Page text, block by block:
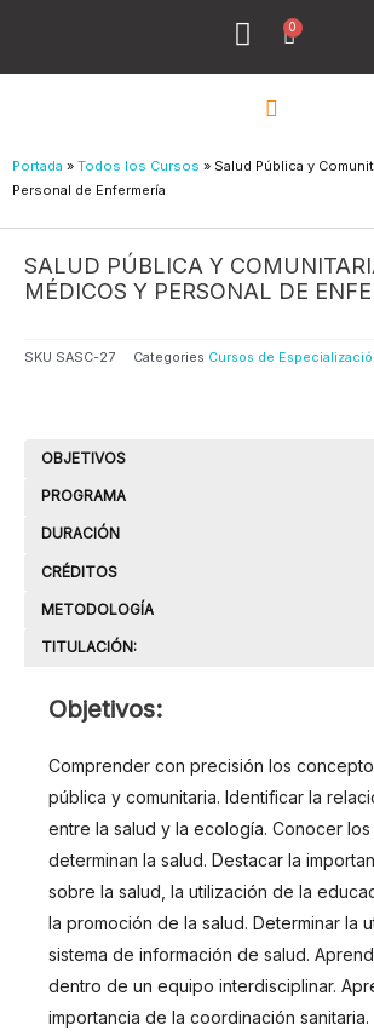
contenido
Menu
0
Cart
Portada » Todos los Cursos » Salud Pública y
Personal de Enfermería
SALUD PÚBLICA Y
MÉDICOS Y PERSONAL DE
SKU SASC-27 Categories Cursos de
OBJETIVOS
PROGRAMA
DURACIÓN
CRÉDITOS
METODOLOGÍA
TITULACIÓN:
Objetivos:
Comprender con precisión los
pública y comunitaria. Identificar la
entre la salud y la ecología. Conocer
determinan la salud. Destacar la
sobre la salud, la utilización de la
la promoción de la salud. Determinar la
sistema de información de salud.
dentro de un equipo interdisciplinar.
importancia de la coordinación